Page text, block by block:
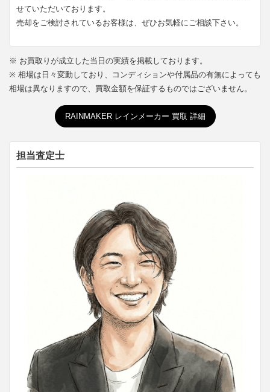
せていただいております。
売却をご検討されているお客様は、ぜひお気軽にご相談下さい。
※ お買取りが成立した当日の実績を掲載しております。
※ 相場は日々変動しており、コンディションや付属品の有無によっても
相場は異なりますので、買取金額を保証するものではございません。
RAINMAKER レインメーカー 買取 詳細
担当査定士